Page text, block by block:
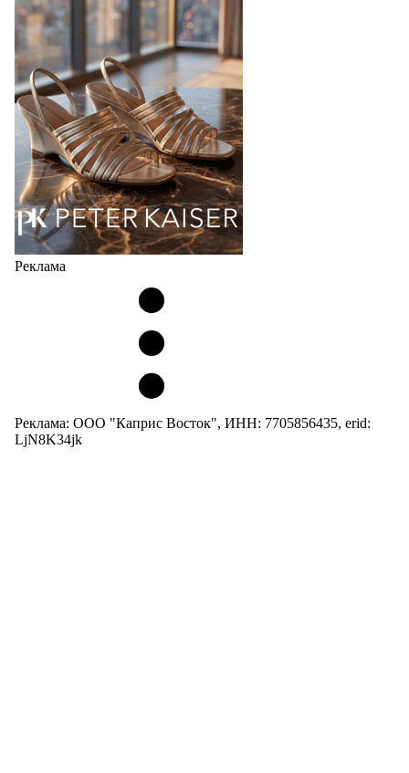
соответствует сегодняшнему тренду на
сникерины (гибридный вариант балеток и
кроссовок обтекаемой формы и с тонкой подошвой).
Но в модели Miu Miu Bubble присутствует еще и…
05.08.2026 4196
Реклама
Реклама: ООО "Каприс Восток", ИНН: 7705856435, erid:
LjN8K34jk